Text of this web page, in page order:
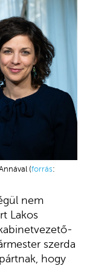
(forrás:
nem
Lakos
szerda
hogy